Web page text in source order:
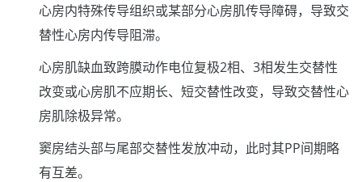
心房内特殊传导组织或某部分心房肌传导障碍，导致交
替性心房内传导阻滞。
心房肌缺血致跨膜动作电位复极2相、3相发生交替性
改变或心房肌不应期长、短交替性改变，导致交替性心
房肌除极异常。
窦房结头部与尾部交替性发放冲动，此时其PP间期略
有互差。